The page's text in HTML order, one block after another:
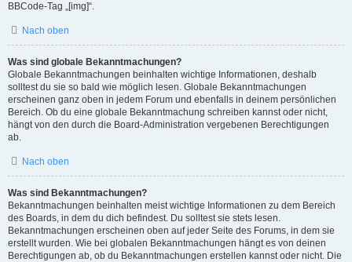
BBCode-Tag „[img]“.
Nach oben
Was sind globale Bekanntmachungen?
Globale Bekanntmachungen beinhalten wichtige Informationen, deshalb
solltest du sie so bald wie möglich lesen. Globale Bekanntmachungen
erscheinen ganz oben in jedem Forum und ebenfalls in deinem persönlichen
Bereich. Ob du eine globale Bekanntmachung schreiben kannst oder nicht,
hängt von den durch die Board-Administration vergebenen Berechtigungen
ab.
Nach oben
Was sind Bekanntmachungen?
Bekanntmachungen beinhalten meist wichtige Informationen zu dem Bereich
des Boards, in dem du dich befindest. Du solltest sie stets lesen.
Bekanntmachungen erscheinen oben auf jeder Seite des Forums, in dem sie
erstellt wurden. Wie bei globalen Bekanntmachungen hängt es von deinen
Berechtigungen ab, ob du Bekanntmachungen erstellen kannst oder nicht. Die